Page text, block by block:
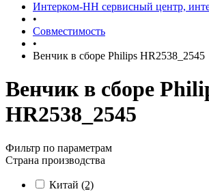
Интерком-НН сервисный центр,
•
Совместимость
•
Венчик в сборе Philips HR2538_2545
Венчик в сборе
HR2538_2545
Фильтр по параметрам
Страна производства
Китай (2)